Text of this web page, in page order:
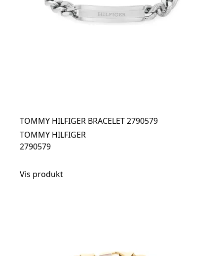
TOMMY HILFIGER BRACELET 2790579
TOMMY HILFIGER
2790579
Vis produkt